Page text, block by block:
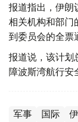
报道指出，伊朗
相关机构和部门
到委员会的全票
报道说，该计划
障波斯湾航行安
军事 国际